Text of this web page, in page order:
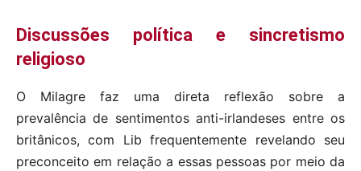
Discussões política e sincretismo
religioso
O Milagre faz uma direta reflexão sobre a
prevalência de sentimentos anti-irlandeses entre os
britânicos, com Lib frequentemente revelando seu
preconceito em relação a essas pessoas por meio da